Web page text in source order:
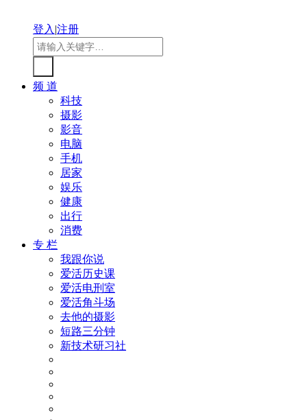
登入|注册
频 道
科技
摄影
影音
电脑
手机
居家
娱乐
健康
出行
消费
专 栏
我跟你说
爱活历史课
爱活电刑室
爱活角斗场
去他的摄影
短路三分钟
新技术研习社